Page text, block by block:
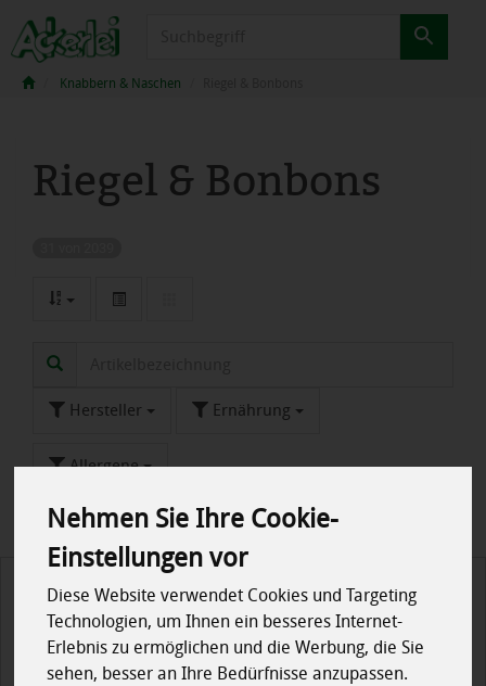
Nehmen Sie Ihre Cookie-
Einstellungen vor
Diese Website verwendet Cookies und Targeting
Technologien, um Ihnen ein besseres Internet-
Erlebnis zu ermöglichen und die Werbung, die Sie
sehen, besser an Ihre Bedürfnisse anzupassen.
Knabbern & Naschen
Riegel & Bonbons
Hersteller Ernährung
Allergene